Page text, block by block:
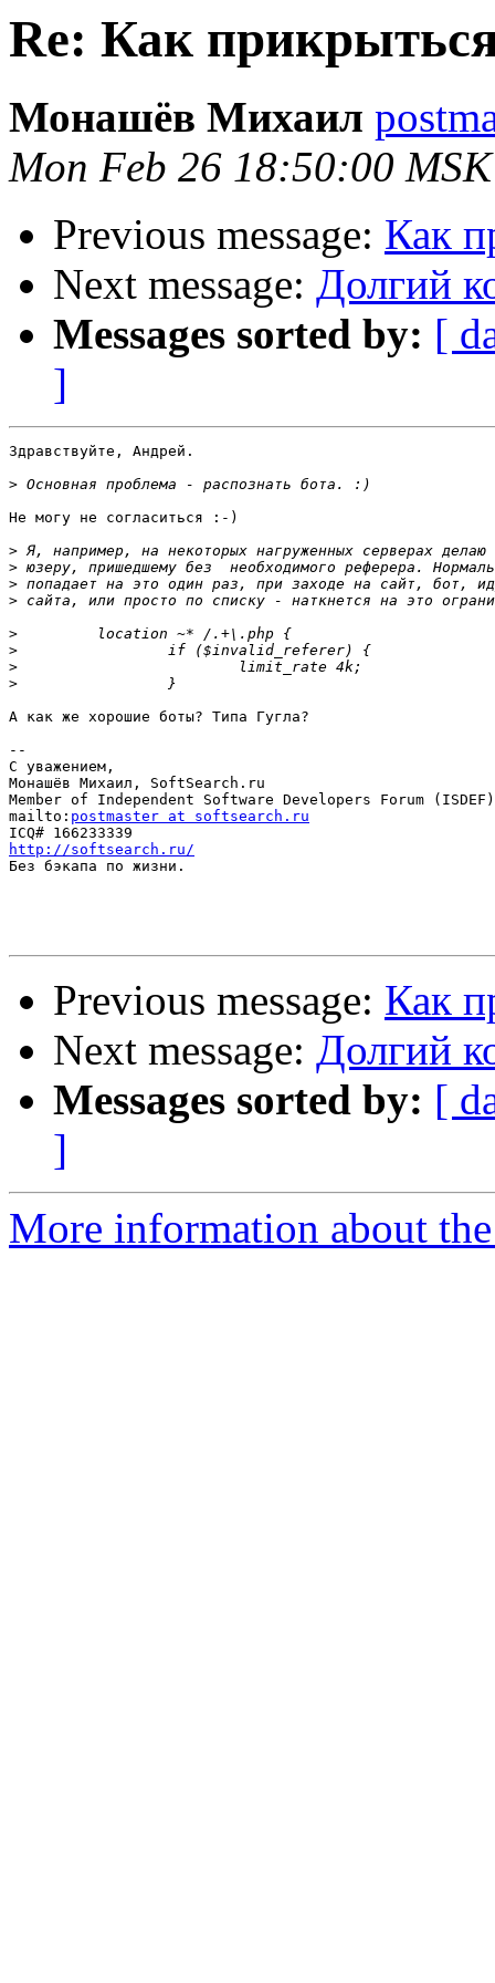
Re: Как
Монашёв Михаил
Mon Feb 26 18:50:00
Previous message: Как
Next message: Долгий
Messages sorted by: [
]
Здравствуйте, Андрей.
>
Не могу не согласиться :-)
>
>
>
>
>
>
>
>
А как же хорошие боты? Типа Гугла?
--
С уважением,
Монашёв Михаил, SoftSearch.ru
Member of Independent Software Developers Forum (ISDEF)
mailto: postmaster at softsearch.ru
http://softsearch.ru/
Без бэкапа по жизни.
Previous message: Как
Next message: Долгий
Messages sorted by: [
]
More information about